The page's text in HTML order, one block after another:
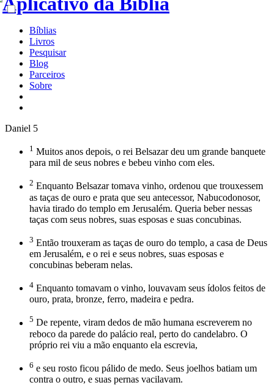
Bíblias
Livros
Pesquisar
Blog
Parceiros
Sobre
Daniel 5
1 Muitos anos depois, o rei Belsazar deu um grande banquete
para mil de seus nobres e bebeu vinho com eles.
2 Enquanto Belsazar tomava vinho, ordenou que trouxessem
as taças de ouro e prata que seu antecessor, Nabucodonosor,
havia tirado do templo em Jerusalém. Queria beber nessas
taças com seus nobres, suas esposas e suas concubinas.
3 Então trouxeram as taças de ouro do templo, a casa de Deus
em Jerusalém, e o rei e seus nobres, suas esposas e
concubinas beberam nelas.
4 Enquanto tomavam o vinho, louvavam seus ídolos feitos de
ouro, prata, bronze, ferro, madeira e pedra.
5 De repente, viram dedos de mão humana escreverem no
reboco da parede do palácio real, perto do candelabro. O
próprio rei viu a mão enquanto ela escrevia,
6 e seu rosto ficou pálido de medo. Seus joelhos batiam um
contra o outro, e suas pernas vacilavam.